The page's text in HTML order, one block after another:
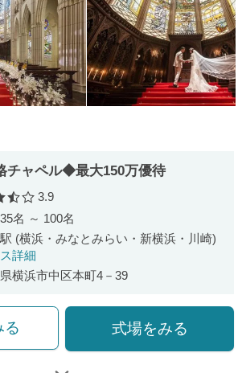
チャペル◆最大150万優待
口コミ評価
3.9
名 ～ 100名
(横浜・みなとみらい・新横浜・川崎)
詳細
横浜市中区本町4－39
る 式場をみる